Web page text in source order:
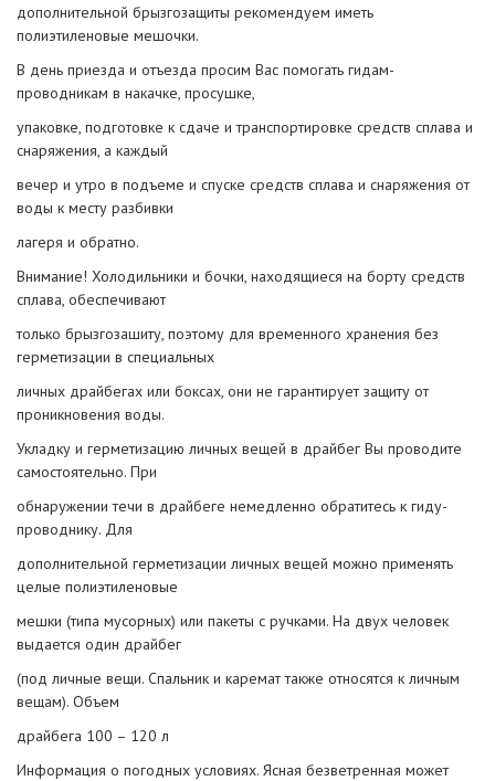
дополнительной брызгозащиты рекомендуем иметь
полиэтиленовые мешочки.
В день приезда и отъезда просим Вас помогать гидам-
проводникам в накачке, просушке,
упаковке, подготовке к сдаче и транспортировке средств сплава и
снаряжения, а каждый
вечер и утро в подъеме и спуске средств сплава и снаряжения от
воды к месту разбивки
лагеря и обратно.
Внимание! Холодильники и бочки, находящиеся на борту средств
сплава, обеспечивают
только брызгозашиту, поэтому для временного хранения без
герметизации в специальных
личных драйбегах или боксах, они не гарантирует защиту от
проникновения воды.
Укладку и герметизацию личных вещей в драйбег Вы проводите
самостоятельно. При
обнаружении течи в драйбеге немедленно обратитесь к гиду-
проводнику. Для
дополнительной герметизации личных вещей можно применять
целые полиэтиленовые
мешки (типа мусорных) или пакеты с ручками. На двух человек
выдается один драйбег
(под личные вещи. Спальник и каремат также относятся к личным
вещам). Объем
драйбега 100 – 120 л
Информация о погодных условиях. Ясная безветренная может